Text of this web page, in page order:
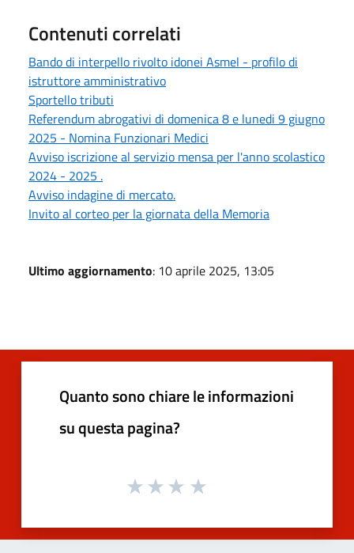
Contenuti correlati
Bando di interpello rivolto idonei Asmel - profilo di
istruttore amministrativo
Sportello tributi
Referendum abrogativi di domenica 8 e lunedi 9 giugno
2025 - Nomina Funzionari Medici
Avviso iscrizione al servizio mensa per l'anno scolastico
2024 - 2025 .
Avviso indagine di mercato.
Invito al corteo per la giornata della Memoria
Ultimo aggiornamento: 10 aprile 2025, 13:05
Quanto sono chiare le informazioni
su questa pagina?